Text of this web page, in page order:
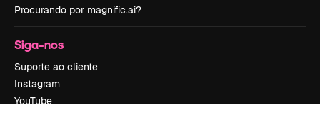
Procurando por magnific.ai?
Siga-nos
Suporte ao cliente
Instagram
YouTube